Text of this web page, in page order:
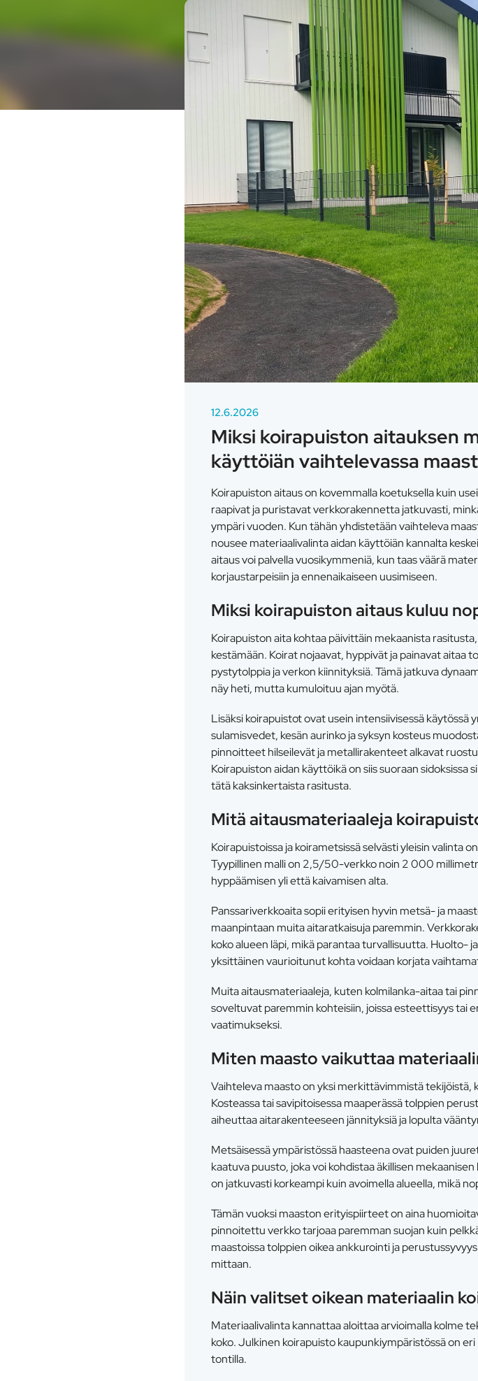
12.6.2026
Miksi koirapuiston aitauksen
käyttöiän vaihtelevassa
Koirapuiston aitaus on kovemmalla koetuksella kuin
raapivat ja puristavat verkkorakennetta jatkuvasti,
ympäri vuoden. Kun tähän yhdistetään vaihteleva
nousee materiaalivalinta aidan käyttöiän kannalta
aitaus voi palvella vuosikymmeniä, kun taas väärä
korjaustarpeisiin ja ennenaikaiseen uusimiseen.
Miksi koirapuiston aitaus kuluu
Koirapuiston aita kohtaa päivittäin mekaanista
kestämään. Koirat nojaavat, hyppivät ja painavat aitaa
pystytolppia ja verkon kiinnityksiä. Tämä jatkuva
näy heti, mutta kumuloituu ajan myötä.
Lisäksi koirapuistot ovat usein intensiivisessä käytössä
sulamisvedet, kesän aurinko ja syksyn kosteus
pinnoitteet hilseilevät ja metallirakenteet alkavat
Koirapuiston aidan käyttöikä on siis suoraan
tätä kaksinkertaista rasitusta.
Mitä aitausmateriaaleja
Koirapuistoissa ja koirametsissä selvästi yleisin valinta
Tyypillinen malli on 2,5/50-verkko noin 2 000
hyppäämisen yli että kaivamisen alta.
Panssariverkkoaita sopii erityisen hyvin metsä- ja
maanpintaan muita aitaratkaisuja paremmin.
koko alueen läpi, mikä parantaa turvallisuutta. Huolto-
yksittäinen vaurioitunut kohta voidaan korjata
Muita aitausmateriaaleja, kuten kolmilanka-aitaa tai
soveltuvat paremmin kohteisiin, joissa esteettisyys tai
vaatimukseksi.
Miten maasto vaikuttaa
Vaihteleva maasto on yksi merkittävimmistä tekijöistä,
Kosteassa tai savipitoisessa maaperässä tolppien
aiheuttaa aitarakenteeseen jännityksiä ja lopulta
Metsäisessä ympäristössä haasteena ovat puiden
kaatuva puusto, joka voi kohdistaa äkillisen
on jatkuvasti korkeampi kuin avoimella alueella, mikä
Tämän vuoksi maaston erityispiirteet on aina
pinnoitettu verkko tarjoaa paremman suojan kuin
maastoissa tolppien oikea ankkurointi ja
mittaan.
Näin valitset oikean materiaalin
Materiaalivalinta kannattaa aloittaa arvioimalla kolme
koko. Julkinen koirapuisto kaupunkiympäristössä on
tontilla.